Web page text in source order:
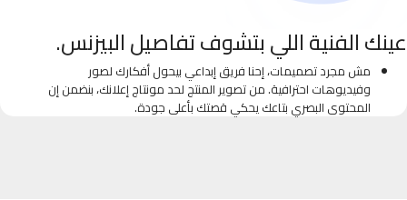
عينك الفنية اللي بتشوف تفاصيل البيزنس.
مش مجرد تصميمات، إحنا فريق إبداعي بيحول أفكارك لصور
وفيديوهات احترافية. من تصوير المنتج لحد مونتاج إعلانك، بنضمن إن
المحتوى البصري بتاعك يحكي قصتك بأعلى جودة.